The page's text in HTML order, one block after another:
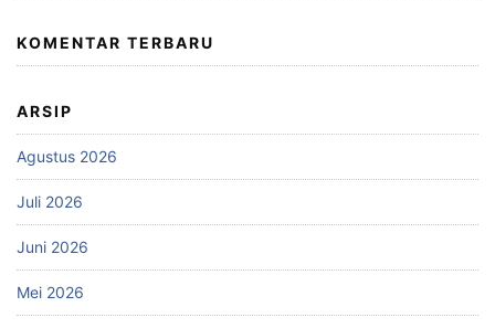
KOMENTAR TERBARU
ARSIP
Agustus 2026
Juli 2026
Juni 2026
Mei 2026